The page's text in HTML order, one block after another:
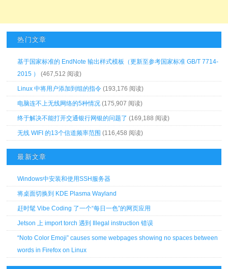
热门文章
基于国家标准的 EndNote 输出样式模板（更新至参考国家标准 GB/T 7714-
2015 ）
(467,512 阅读)
Linux 中将用户添加到组的指令 (193,176 阅读)
电脑连不上无线网络的5种情况 (175,907 阅读)
终于解决不能打开交通银行网银的问题了 (169,188 阅读)
无线 WIFI 的13个信道频率范围 (116,458 阅读)
最新文章
Windows中安装和使用SSH服务器
将桌面切换到 KDE Plasma Wayland
赶时髦 Vibe Coding 了一个“每日一色”的网页应用
Jetson 上 import torch 遇到 Illegal instruction 错误
“Noto Color Emoji” causes some webpages showing no spaces between
words in Firefox on Linux